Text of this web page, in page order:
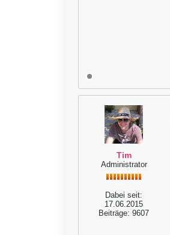
Tim
Administrator
Dabei seit:
17.06.2015
Beiträge: 9607